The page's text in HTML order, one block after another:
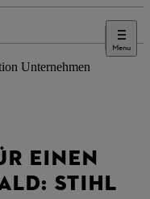
Menu
Unternehmen
EINEN
STIHL